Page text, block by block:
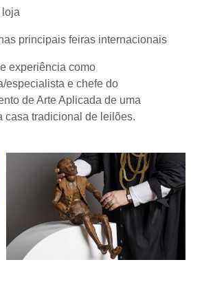
na Holanda. Durante 12 anos,
Aplicada de uma bem conhecida
de leilões tradicional (Glerum
Annick van Itallie abriu a sua
em Amesterdão. Ela
como o seu “Armário das
E com grande sucesso. Na
Itallie pode combinar o seu
na perfeição. Com a sua
e vendedora, consegue
lotes e sabe quais os objetos que os
Portanto, assegura que os seus
vasta gama de objetos, desde que
loja
principais feiras internacionais
experiência como
especialista e chefe do
de Arte Aplicada de uma
casa tradicional de leilões.